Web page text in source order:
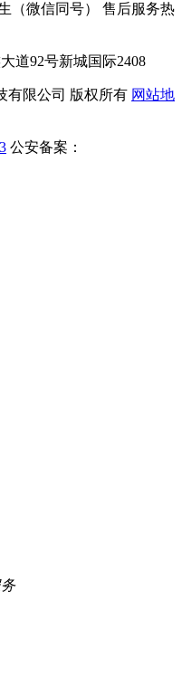
（微信同号） 售后服务热
道92号新城国际2408
有限公司 版权所有 网站地
公安备案：